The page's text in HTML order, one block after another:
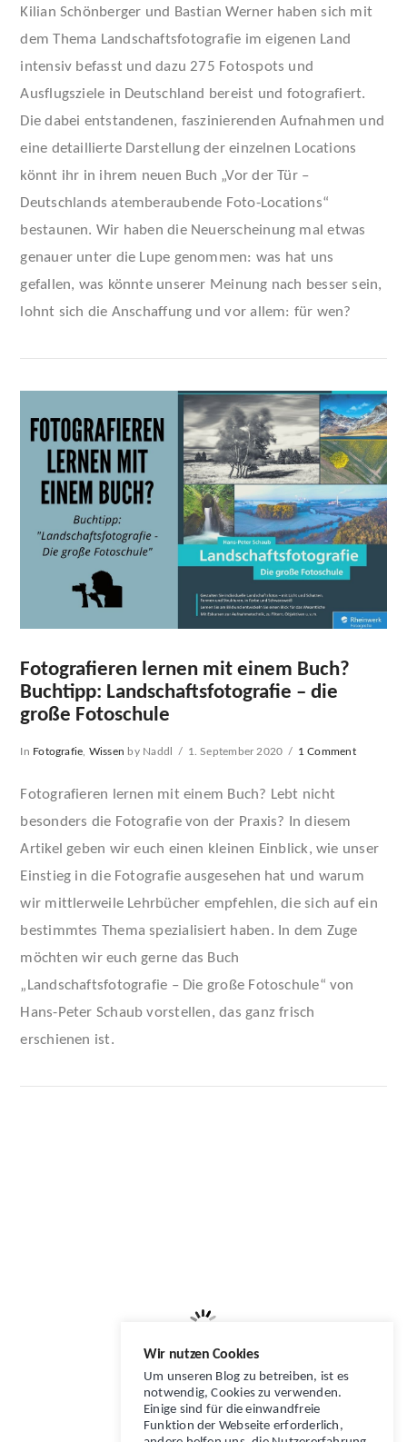
VIEW POST
Kilian Schönberger und Bastian Werner haben sich mit
dem Thema Landschaftsfotografie im eigenen Land
intensiv befasst und dazu 275 Fotospots und
Ausflugsziele in Deutschland bereist und fotografiert.
Die dabei entstandenen, faszinierenden Aufnahmen und
eine detaillierte Darstellung der einzelnen Locations
könnt ihr in ihrem neuen Buch „Vor der Tür –
Deutschlands atemberaubende Foto-Locations“
bestaunen. Wir haben die Neuerscheinung mal etwas
genauer unter die Lupe genommen: was hat uns
gefallen, was könnte unserer Meinung nach besser sein,
lohnt sich die Anschaffung und vor allem: für wen?
VIEW POST
Fotografieren lernen mit einem Buch?
Buchtipp: Landschaftsfotografie – die
große Fotoschule
In Fotografie Wissen by Naddl 1. September 2020 1 Comment
Fotografieren lernen mit einem Buch? Lebt nicht
besonders die Fotografie von der Praxis? In diesem
Artikel geben wir euch einen kleinen Einblick, wie unser
Einstieg in die Fotografie ausgesehen hat und warum
wir mittlerweile Lehrbücher empfehlen, die sich auf ein
bestimmtes Thema spezialisiert haben. In dem Zuge
möchten wir euch gerne das Buch
„Landschaftsfotografie – Die große Fotoschule“ von
Hans-Peter Schaub vorstellen, das ganz frisch
erschienen ist.
Wir nutzen Cookies
Um unseren Blog zu betreiben, ist es
notwendig, Cookies zu verwenden.
Einige sind für die einwandfreie
Funktion der Webseite erforderlich,